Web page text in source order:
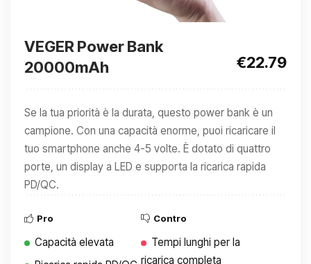
VEGER Power Bank
20000mAh
€22.79
Se la tua priorità è la durata, questo power bank è un
campione. Con una capacità enorme, puoi ricaricare il
tuo smartphone anche 4-5 volte. È dotato di quattro
porte, un display a LED e supporta la ricarica rapida
PD/QC.
Pro
Capacità elevata
Contro
Tempi lunghi per la
ricarica completa